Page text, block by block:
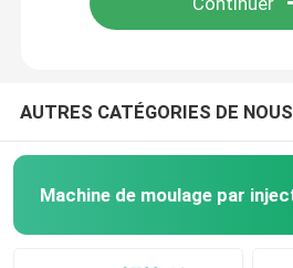
AUTRES CATÉGORIES DE NOUS